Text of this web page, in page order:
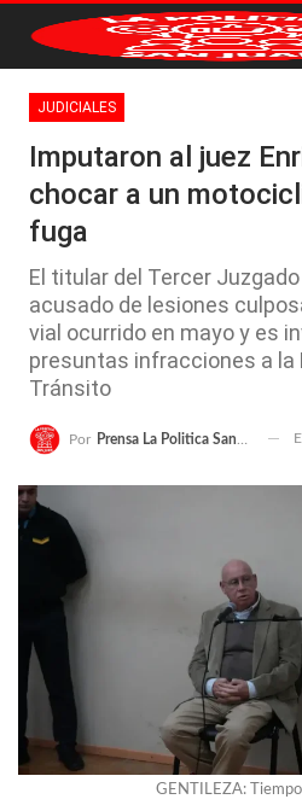
JUDICIALES
Imputaron al juez
chocar a un
fuga
El titular del Tercer
acusado de lesiones
vial ocurrido en mayo y es
presuntas infracciones a la
Tránsito
Por Prensa La Politica San Juan El
GENTILEZA: Tiempo